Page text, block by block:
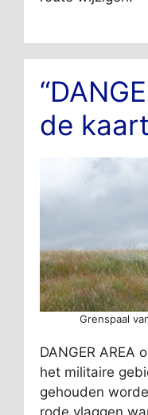
de
Grenspaal
DANGER AREA
het militaire
gehouden
rode vlaggen